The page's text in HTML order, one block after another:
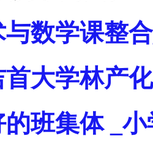
数学课整
首大学林产化
班集体 _小